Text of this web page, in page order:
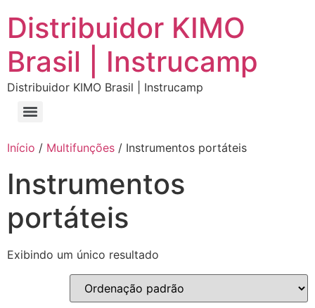
Distribuidor KIMO
Brasil | Instrucamp
Distribuidor KIMO Brasil | Instrucamp
Início / Multifunções / Instrumentos portáteis
Instrumentos
portáteis
Exibindo um único resultado